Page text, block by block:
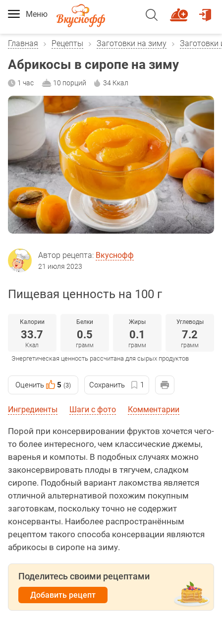
Меню
Главная Рецепты Заготовки на зиму Заготовки
Абрикосы в сиропе на зиму
1 час 10 порций 34 Ккал
Автор рецепта: Вкуснофф
21 июля 2023
Пищевая ценность на 100 г
Калории
33.7
Ккал
Белки
0.5
грамм
Жиры
0.1
грамм
Углеводы
7.2
грамм
Энергетическая ценность рассчитана для сырых продуктов
Оценить 5 (3) Сохранить 1
Ингредиенты Шаги с фото Комментарии
Порой при консервировании фруктов хочется чего-
то более интересного, чем классические джемы,
варенья и компоты. В подобных случаях можно
законсервировать плоды в тягучем, сладком
сиропе. Подобный вариант лакомства является
отличной альтернативой похожим покупным
заготовкам, поскольку точно не содержит
консерванты. Наиболее распространённым
рецептом такого способа консервации являются
абрикосы в сиропе на зиму.
Поделитесь своими рецептами
Добавить рецепт